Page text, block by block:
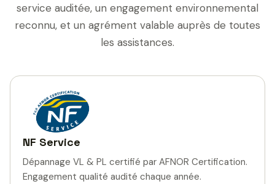
service auditée, un engagement environnemental
reconnu, et un agrément valable auprès de toutes
les assistances.
NF Service
Dépannage VL & PL certifié par AFNOR Certification.
Engagement qualité audité chaque année.